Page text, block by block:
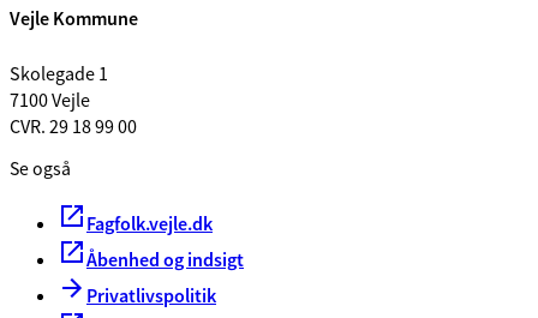
Vejle Kommune
Skolegade 1
7100 Vejle
CVR. 29 18 99 00
Se også
Fagfolk.vejle.dk
Åbenhed og indsigt
Privatlivspolitik